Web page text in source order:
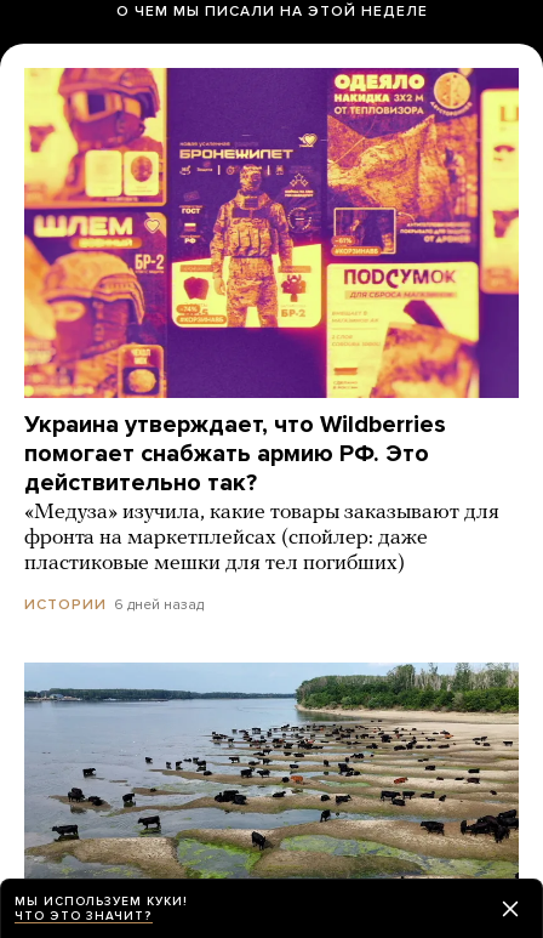
О ЧЕМ МЫ ПИСАЛИ НА ЭТОЙ НЕДЕЛЕ
Украина утверждает, что Wildberries
помогает снабжать армию РФ. Это
действительно так?
«Медуза» изучила, какие товары заказывают для
фронта на маркетплейсах (спойлер: даже
пластиковые мешки для тел погибших)
ИСТОРИИ 6 дней назад
МЫ ИСПОЛЬЗУЕМ КУКИ!
ЧТО ЭТО ЗНАЧИТ?